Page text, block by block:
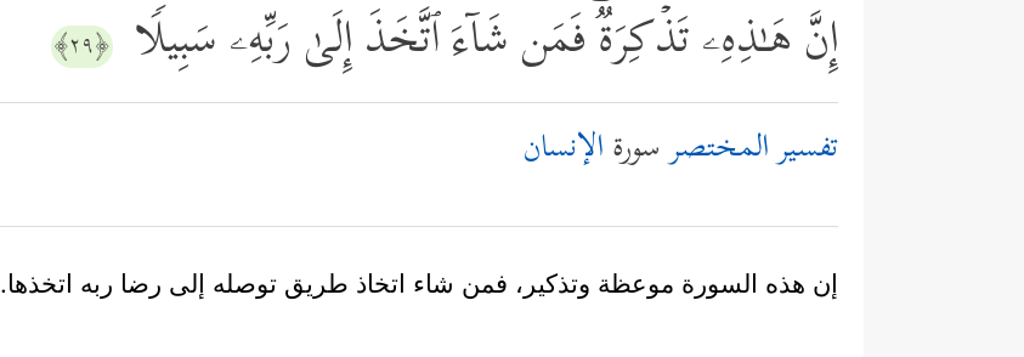
إِنَّ هَـٰذِهِۦ تَذۡكِرَةࣱۖ فَمَن شَاۤءَ ٱتَّخَذَ إِلَىٰ رَبِّهِۦ سَبِیلࣰا ﴿٢٩﴾
تفسير المختصرسورةالإنسان
إن هذه السورة موعظة وتذكير، فمن شاء اتخاذ طريق توصله إلى رضا ربه اتخذها.